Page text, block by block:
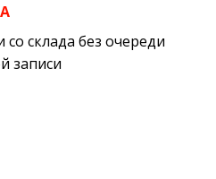
склада без очереди
записи